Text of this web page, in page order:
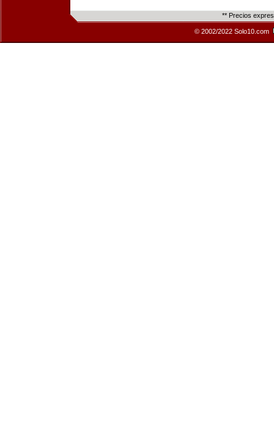
** Precios
© 2002/2022 Solo10.com